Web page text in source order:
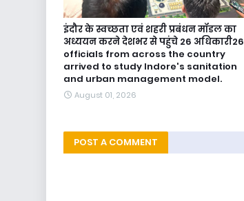
इंदौर के स्वच्छता एवं शहरी प्रबंधन मॉडल का
अध्ययन करने देशभर से पहुंचे 26 अधिकारी26
officials from across the country
arrived to study Indore's sanitation
and urban management model.
August 01, 2026
POST A COMMENT